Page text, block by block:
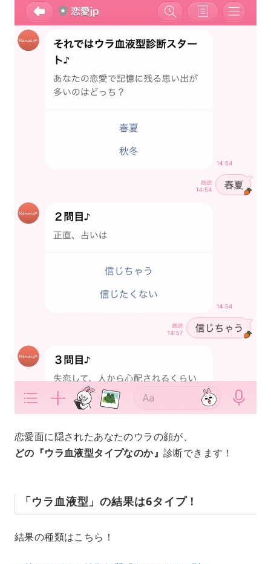
恋愛面に隠されたあなたのウラの顔が、
どの『ウラ血液型タイプなのか』 診断できます！
「ウラ血液型」の結果は6タイプ！
結果の種類はこちら！